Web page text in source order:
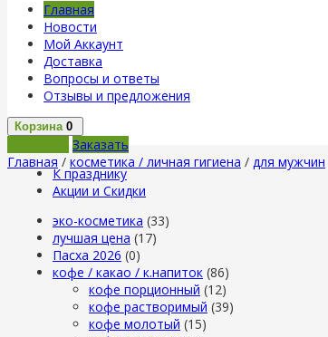
Главная
Новости
Мой Аккаунт
Доставка
Вопросы и ответы
Отзывы и предложения
Корзина 0
Заказать
Главная / косметика / личная гигиена / для мужчин
К празднику
Акции и Скидки
эко-косметика (33)
лучшая цена (17)
Пасха 2026 (0)
кофе / какао / к.напиток (86)
кофе порционный (12)
кофе растворимый (39)
кофе молотый (15)